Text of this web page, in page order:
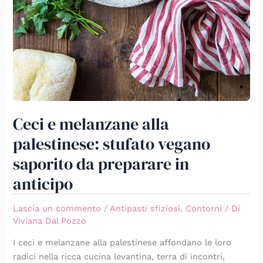
Ceci e melanzane alla
palestinese: stufato vegano
saporito da preparare in
anticipo
Lascia un commento /Antipasti sfiziosi, Contorni / Di
Viviana Dal Pozzo
I ceci e melanzane alla palestinese affondano le loro
radici nella ricca cucina levantina, terra di incontri,